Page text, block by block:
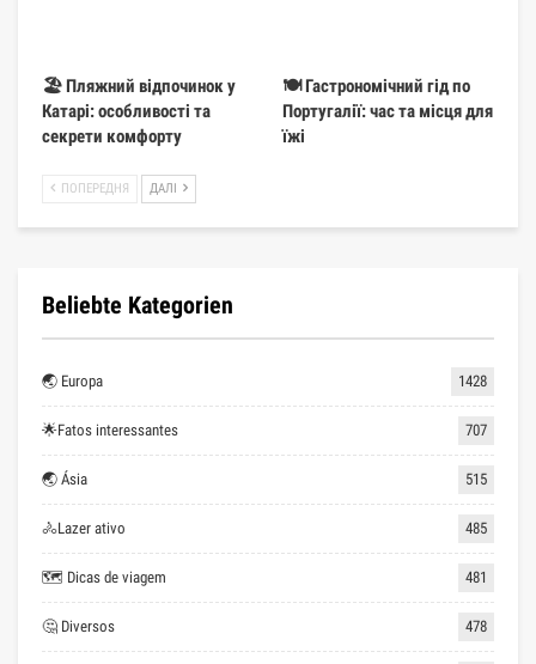
🏖️ Пляжний відпочинок у
Катарі: особливості та
секрети комфорту
🍽️ Гастрономічний гід по
Португалії: час та місця для
їжі
ПОПЕРЕДНЯ ДАЛІ
Beliebte Kategorien
🌏 Europa 1428
🌟Fatos interessantes 707
🌏 Ásia 515
🚴Lazer ativo 485
🗺 Dicas de viagem 481
🤔 Diversos 478